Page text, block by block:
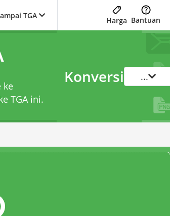
TGA
Harga Bantuan
ke
TGAini.
Konversi ...